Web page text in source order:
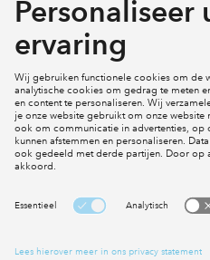
Mijn profiel
Social Media
Cookies